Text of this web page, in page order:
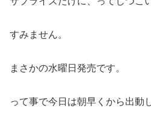
すみません。
まさかの水曜日発売です。
って事で今日は朝早くから出動